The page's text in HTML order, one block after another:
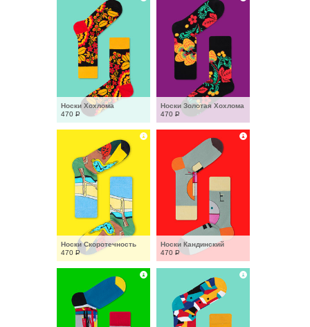
Носки Хохлома
470 Р
Носки Золотая Хохлома
470 Р
Носки Скоротечность
470 Р
Носки Кандинский
470 Р